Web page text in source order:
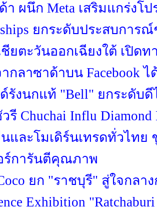
า ผนึก Meta เสริมแกร่งโ
ยกระดับประสบการ
ชียตะวันออกเฉียงใต้ เปิดท
กลาซาด้าบน Facebook
รังนกแท้ "Bell" ยกระดับ
รี Chuchai Influ
และโมเดิร์นเทรดทั่วไทย
ร์การันตีคุณภาพ
ยก "ราชบุรี" สู่ใจกลาง
Exhibition